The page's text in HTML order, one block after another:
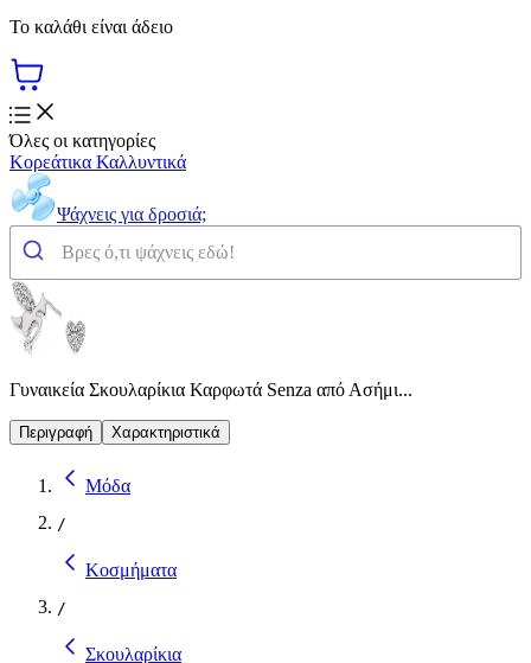
Το καλάθι είναι άδειο
Όλες οι κατηγορίες
Κορεάτικα Καλλυντικά
Ψάχνεις για δροσιά;
Γυναικεία Σκουλαρίκια Καρφωτά Senza από Ασήμι...
Περιγραφή Χαρακτηριστικά
Μόδα
/
Κοσμήματα
/
Σκουλαρίκια